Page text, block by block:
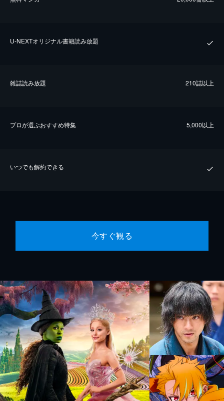
U-NEXTオリジナル書籍読み放題
雑誌読み放題 210誌以上
プロが選ぶおすすめ特集 5,000以上
いつでも解約できる
今すぐ観る